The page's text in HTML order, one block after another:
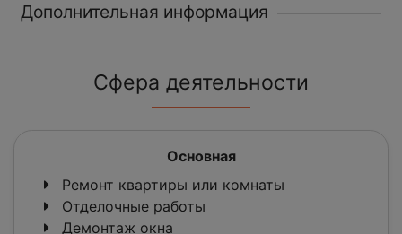
Дополнительная информация
Сфера деятельности
Основная
Ремонт квартиры или комнаты
Отделочные работы
Демонтаж окна